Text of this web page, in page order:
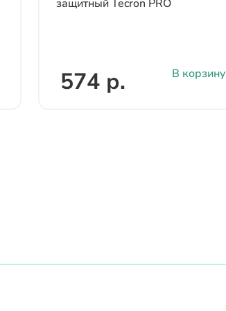
защитный Tecron PRO
574 р. В корзину